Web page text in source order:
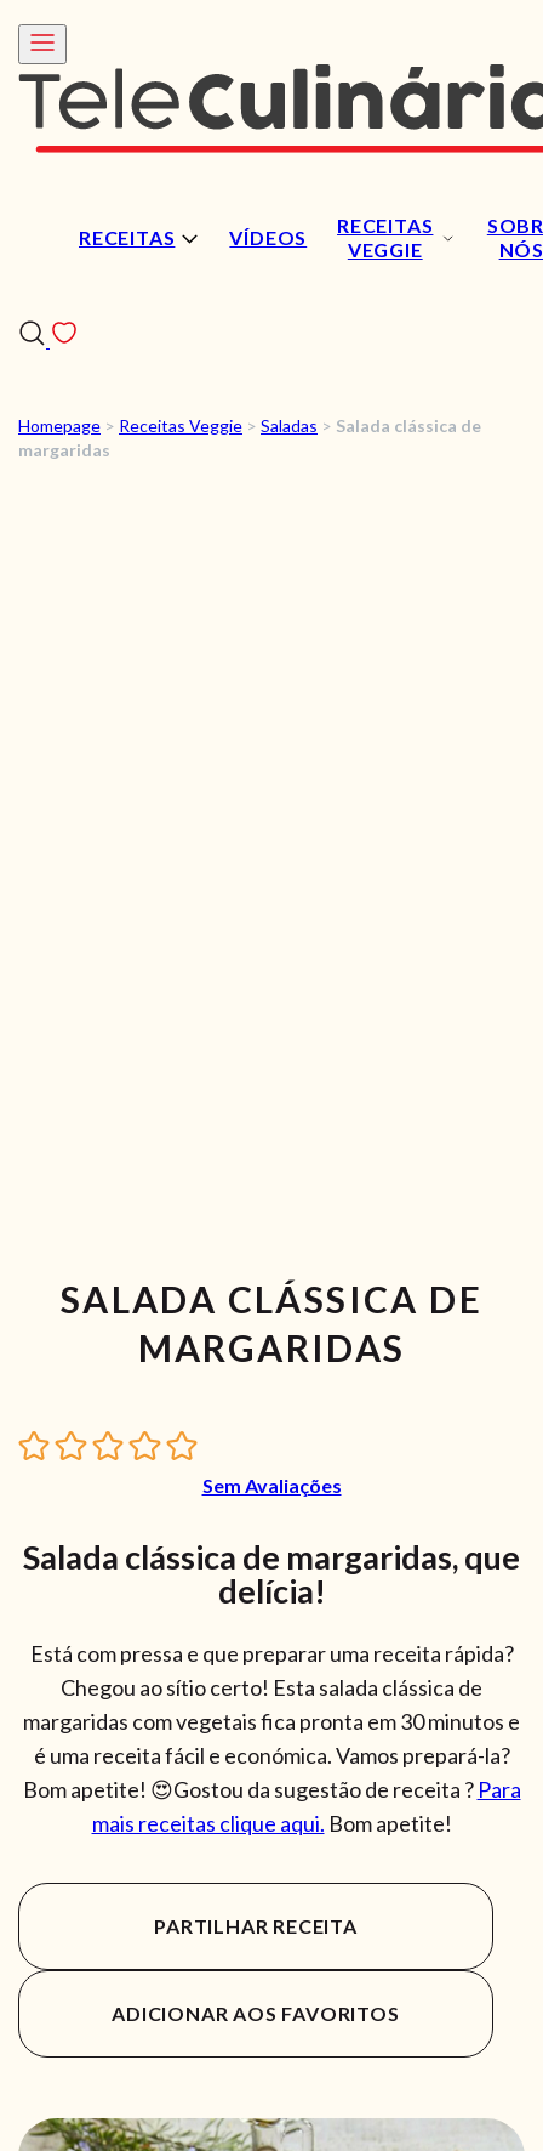
RECEITAS VÍDEOS
RECEITAS
VEGGIE
NÓS
RECEITAS
Homepage > Receitas Veggie > Saladas > Salada clássica de
margaridas
SALADA CLÁSSICA DE
MARGARIDAS
Sem Avaliações
Salada clássica de margaridas, que
delícia!
Está com pressa e que preparar uma receita rápida?
Chegou ao sítio certo! Esta salada clássica de
margaridas com vegetais fica pronta em 30 minutos e
é uma receita fácil e económica. Vamos prepará-la?
Bom apetite! 😍Gostou da sugestão de receita ? Para
mais receitas clique aqui. Bom apetite!
PARTILHAR RECEITA
ADICIONAR AOS FAVORITOS